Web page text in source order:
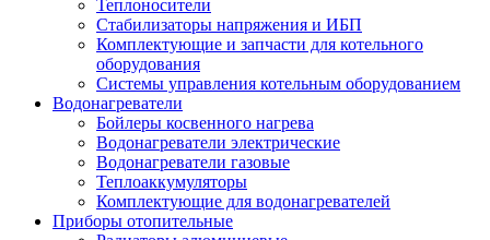
Теплоносители
Стабилизаторы напряжения и ИБП
Комплектующие и запчасти для котельного
оборудования
Системы управления котельным оборудованием
Водонагреватели
Бойлеры косвенного нагрева
Водонагреватели электрические
Водонагреватели газовые
Теплоаккумуляторы
Комплектующие для водонагревателей
Приборы отопительные